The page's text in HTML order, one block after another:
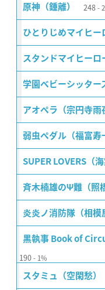
原神（鍾離） 248
ひとりじめマイヒー
スタンドマイヒーロ
学園ベビーシッター
アオペラ（宗円寺雨
弱虫ペダル（福富寿
SUPER LOVERS（海
斉木楠雄のΨ難（照
炎炎ノ消防隊（相模
黒執事 Book of
190 1%
スタミュ（空閑愁）